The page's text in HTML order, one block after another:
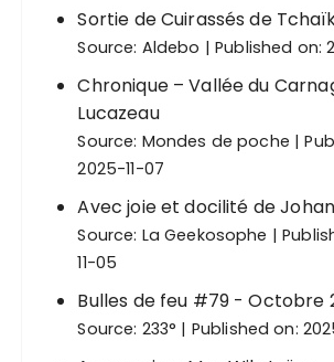
Sortie de Cuirassés de
Source: Aldebo Published on:
Chronique – Vallée du
Lucazeau
Source: Mondes de poche
2025-11-07
Avec joie et docilité de
Source: La Geekosophe
11-05
Bulles de feu #79 - Octobre
Source: 233° Published on: